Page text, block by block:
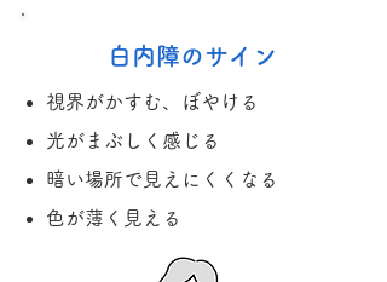
白内障のサイン
視界がかすむ、ぼやける
光がまぶしく感じる
暗い場所で見えにくくなる
色が薄く見える